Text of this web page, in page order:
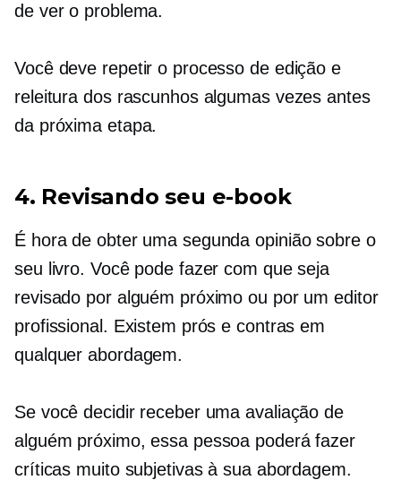
de ver o problema.
Você deve repetir o processo de edição e
releitura dos rascunhos algumas vezes antes
da próxima etapa.
4. Revisando seu e-book
É hora de obter uma segunda opinião sobre o
seu livro. Você pode fazer com que seja
revisado por alguém próximo ou por um editor
profissional. Existem prós e contras em
qualquer abordagem.
Se você decidir receber uma avaliação de
alguém próximo, essa pessoa poderá fazer
críticas muito subjetivas à sua abordagem.